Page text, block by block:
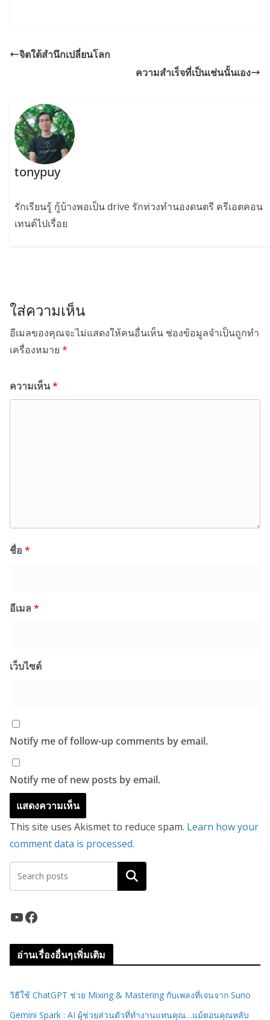
จิตใต้สำนึกเปลี่ยนโลก
ความสำเร็จที่เป็นเช่นนั้นเอง
tonypuy
รักเรียนรู้ กู้บ้างพอเป็น drive รักท่วงทำนองดนตรี ครีเอตคอน
เทนต์ไปเรื่อย
ใส่ความเห็น
อีเมลของคุณจะไม่แสดงให้คนอื่นเห็น ช่องข้อมูลจำเป็นถูกทำ
เครื่องหมาย *
ความเห็น*
ชื่อ *
อีเมล *
เว็บไซต์
Notify me of follow-up comments by email.
Notify me of new posts by email.
This site uses Akismet to reduce spam. Learn how your
comment data is processed.
ค้นหา
YouTube Facebook
อ่านเรื่องอื่นๆเพิ่มเติม
วิธีใช้ ChatGPT ช่วย Mixing & Mastering กับเพลงที่เจนจาก Suno
Gemini Spark : AI ผู้ช่วยส่วนตัวที่ทำงานแทนคุณ…แม้ตอนคุณหลับ